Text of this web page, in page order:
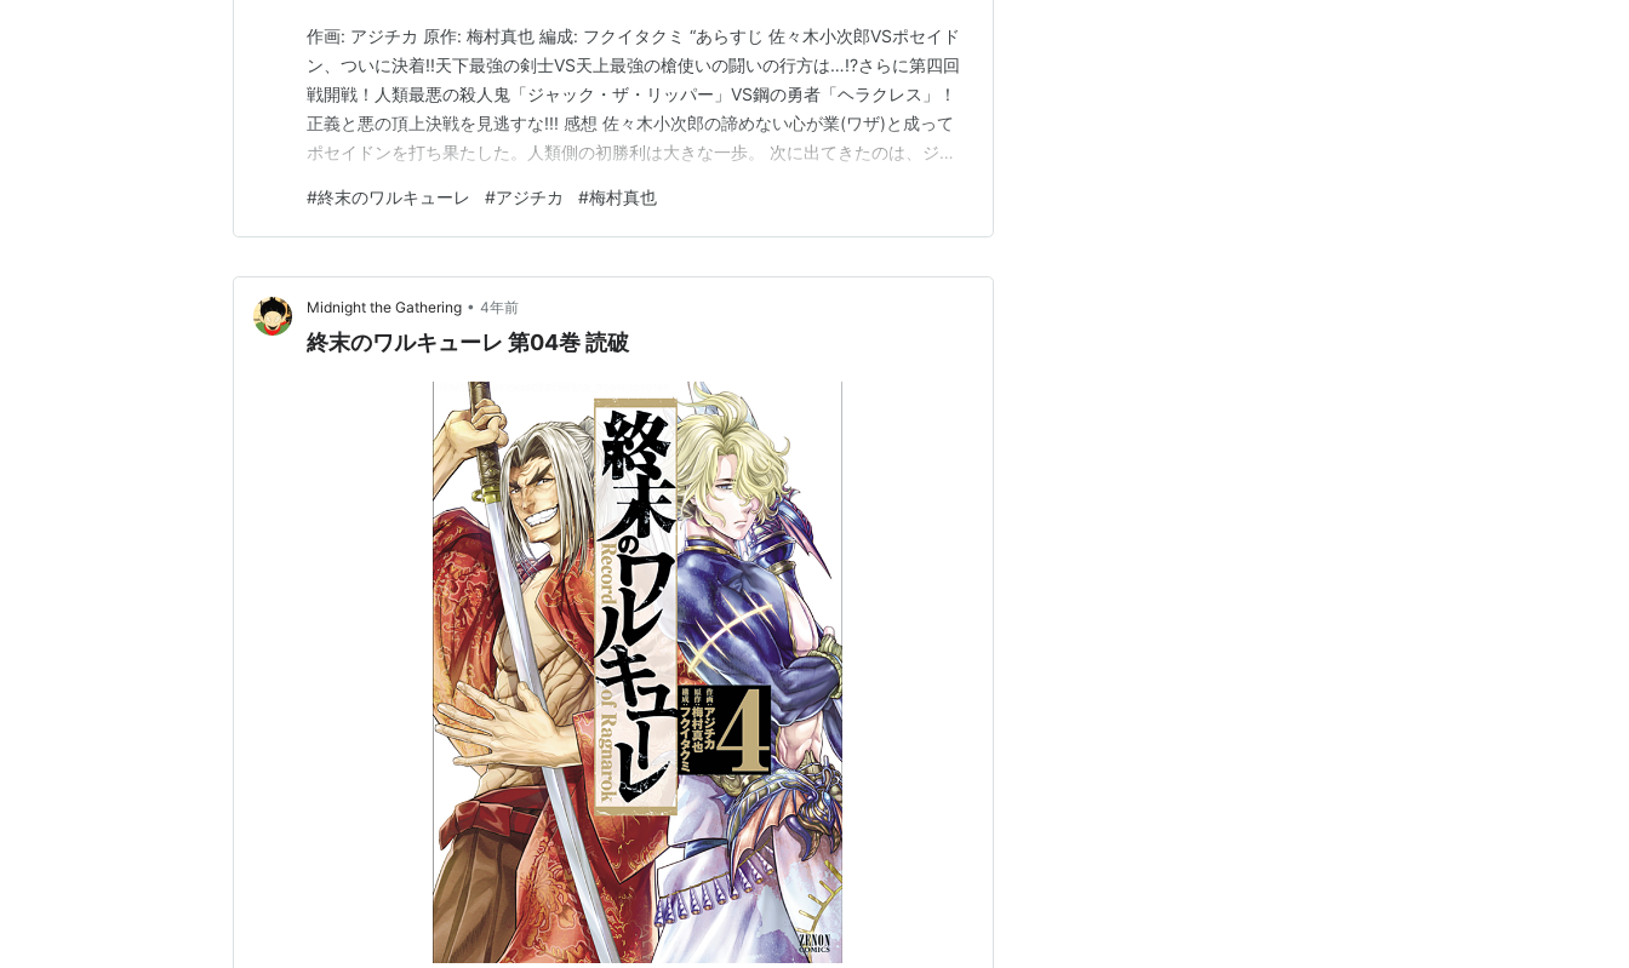
作画: アジチカ 原作: 梅村真也 編成: フクイタクミ “あらすじ 佐々木小次郎VSポセイド
ン、ついに決着!!天下最強の剣士VS天上最強の槍使いの闘いの行方は…!?さらに第四回
戦開戦！人類最悪の殺人鬼「ジャック・ザ・リッパー」VS鋼の勇者「ヘラクレス」！
正義と悪の頂上決戦を見逃すな!!! 感想 佐々木小次郎の諦めない心が業(ワザ)と成って
ポセイドンを打ち果たした。人類側の初勝利は大きな一歩。 次に出てきたのは、ジャ
弄している様子。それもどこまで通用するのか？ それにしても“神器を創出する袋”と
は、なんとも突飛な発想…
#終末のワルキューレ #アジチカ #梅村真也
Midnight the Gathering • 4年前
終末のワルキューレ 第04巻 読破